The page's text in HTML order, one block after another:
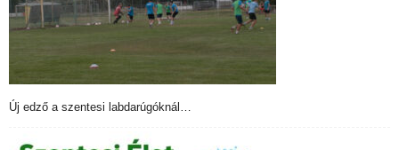
Új edző a szentesi labdarúgóknál…